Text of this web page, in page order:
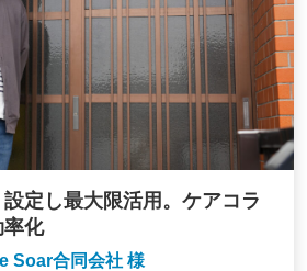
定し最大限活用。ケアコラ
率化
Soar合同会社 様